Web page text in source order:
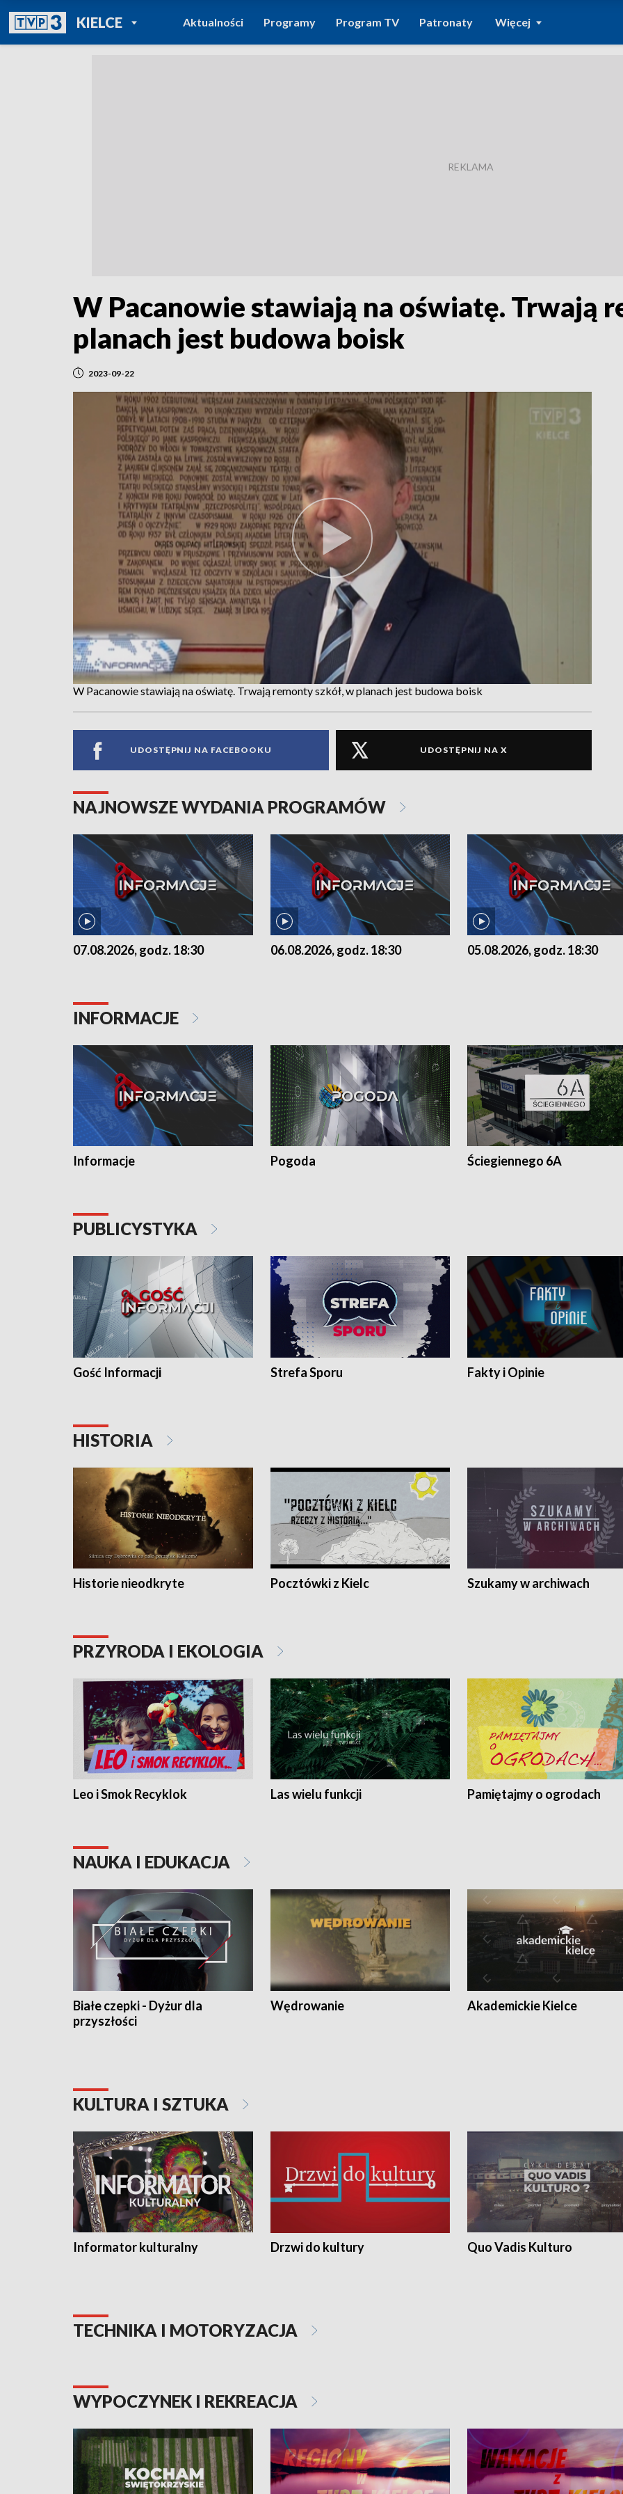
KIELCEPOWRÓT DO
TVP REGIONY
Aktualności Programy Program TV Patronaty Więcej
W Pacanowie stawiają na oświatę. Trwają
planach jest budowa boisk
2023-09-22
W Pacanowie stawiają na oświatę. Trwają remonty szkół, w planach jest budowa boisk
UDOSTĘPNIJ NA FACEBOOKU UDOSTĘPNIJ NA X
NAJNOWSZE WYDANIA PROGRAMÓW
07.08.2026, godz. 18:30 06.08.2026, godz. 18:30 05.08.2026, godz. 18:30
INFORMACJE
Informacje Pogoda Ściegiennego 6A
PUBLICYSTYKA
Gość Informacji Strefa Sporu Fakty i Opinie
HISTORIA
Historie nieodkryte Pocztówki z Kielc Szukamy w archiwach
PRZYRODA I EKOLOGIA
Leo i Smok Recyklok Las wielu funkcji Pamiętajmy o ogrodach
NAUKA I EDUKACJA
Białe czepki - Dyżur dla
przyszłości
Wędrowanie Akademickie Kielce
KULTURA I SZTUKA
Informator kulturalny Drzwi do kultury Quo Vadis Kulturo
TECHNIKA I MOTORYZACJA
WYPOCZYNEK I REKREACJA